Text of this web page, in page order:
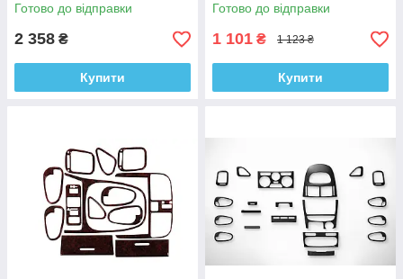
Готово до відправки
2 358 ₴
Купити
Готово до відправки
1 101 ₴ 1 123 ₴
Купити